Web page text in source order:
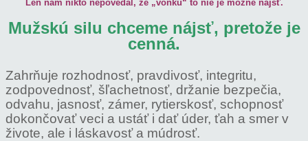
Len nám nikto nepovedal, že „vonku“ to nie je možné nájsť.
Mužskú silu chceme nájsť, pretože je
cenná.
Zahrňuje rozhodnosť, pravdivosť, integritu,
zodpovednosť, šľachetnosť, držanie bezpečia,
odvahu, jasnosť, zámer, rytierskosť, schopnosť
dokončovať veci a ustáť i dať úder, ťah a smer v
živote, ale i láskavosť a múdrosť.